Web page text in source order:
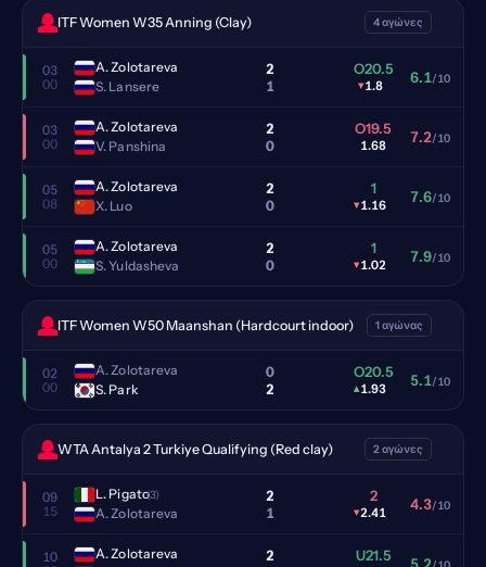
ITF Women W35 Anning (Clay) 4 αγώνες
03
00
A. Zolotareva
S. Lansere
2
1
O20.5
▾1.8 6.1/10
03
00
A. Zolotareva
V. Panshina
2
0
O19.5
1.68 7.2/10
05
08
A. Zolotareva
X. Luo
2
0
1
▾1.16 7.6/10
05
00
A. Zolotareva
S. Yuldasheva
2
0
1
▾1.02 7.9/10
ITF Women W50 Maanshan (Hardcourt indoor) 1 αγώνας
02
00
A. Zolotareva
S. Park
0
2
O20.5
▴1.93 5.1/10
WTA Antalya 2 Turkiye Qualifying (Red clay) 2 αγώνες
09
15
L. Pigato(3)
A. Zolotareva
2
1
2
▾2.41 4.3/10
10
A. Zolotareva
2
U21.5